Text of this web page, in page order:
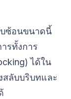
ซ้อนขนาดนี้
รทั้งการ
ได้ใน
สลับบริบทและ